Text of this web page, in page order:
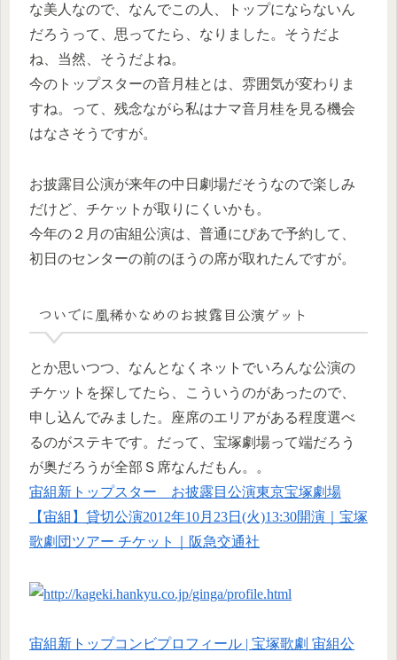
な美人なので、なんでこの人、トップにならないん
だろうって、思ってたら、なりました。そうだよ
ね、当然、そうだよね。
今のトップスターの音月桂とは、雰囲気が変わりま
すね。って、残念ながら私はナマ音月桂を見る機会
はなさそうですが。
お披露目公演が来年の中日劇場だそうなので楽しみ
だけど、チケットが取りにくいかも。
今年の２月の宙組公演は、普通にぴあで予約して、
初日のセンターの前のほうの席が取れたんですが。
ついでに凰稀かなめのお披露目公演ゲット
とか思いつつ、なんとなくネットでいろんな公演の
チケットを探してたら、こういうのがあったので、
申し込んでみました。座席のエリアがある程度選べ
るのがステキです。だって、宝塚劇場って端だろう
が奥だろうが全部Ｓ席なんだもん。。
宙組新トップスター お披露目公演東京宝塚劇場
【宙組】貸切公演2012年10月23日(火)13:30開演｜宝塚
歌劇団ツアー チケット｜阪急交通社
宙組新トップコンビプロフィール | 宝塚歌劇 宙組公